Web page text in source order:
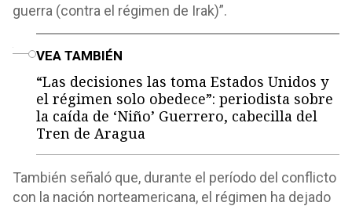
guerra (contra el régimen de Irak)”.
VEA TAMBIÉN
“Las decisiones las toma Estados Unidos y
el régimen solo obedece”: periodista sobre
la caída de ‘Niño’ Guerrero, cabecilla del
Tren de Aragua
También señaló que, durante el período del conflicto
con la nación norteamericana, el régimen ha dejado